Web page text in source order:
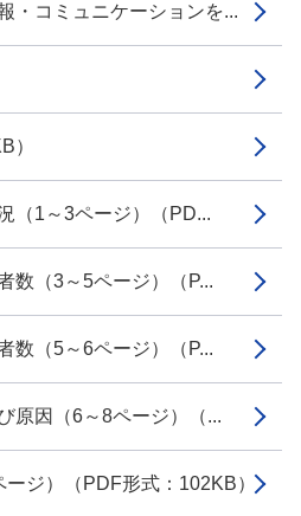
コミュニケーションを...
）
（1～3ページ）（PD...
数（3～5ページ）（P...
数（5～6ページ）（P...
原因（6～8ページ）（...
ージ）（PDF形式：102KB）